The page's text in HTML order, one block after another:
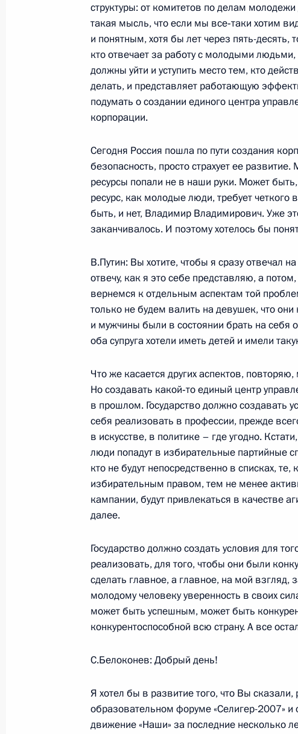
24 июля 2007 года, вторник
Стенографический отчет о совещании с
24 июля 2007 года, 22:17 Завидово, Тверская
Выдержки из стенографического отчета о
24 июля 2007 года, 21:11 Завидово, Тверская
20 июля 2007 года, пятница
Александром Хлопониным
20 июля 2007 года, 16:22 Саранск
Начало рабочей встречи с губернатором
20 июля 2007 года, 14:01 Саранск
19 июля 2007 года, четверг
Начало встречи с Премьер-министром
Дюрчанем
19 июля 2007 года, 23:51 Саранск
Ответы на вопросы российских
19 июля 2007 года, 22:51 Республика Мордовия,
Заявления для прессы Президента
Венгрии Ференца Дюрчаня
Стенографический отчет о встрече с
структуры: от комитетов по делам
такая мысль, что если мы все‑таки хотим
и понятным, хотя бы лет через пять-
кто отвечает за работу с молодыми
должны уйти и уступить место тем, кто
делать, и представляет работающую
подумать о создании единого центра
корпорации.
Сегодня Россия пошла по пути создания
безопасность, просто страхует ее
ресурсы попали не в наши руки. Может
ресурс, как молодые люди, требует четкого
быть, и нет, Владимир Владимирович. Уже
заканчивалось. И поэтому хотелось бы
В.Путин: Вы хотите, чтобы я сразу отвечал
отвечу, как я это себе представляю, а
вернемся к отдельным аспектам той
только не будем валить на девушек, что
и мужчины были в состоянии брать на себя
оба супруга хотели иметь детей и имели
Что же касается других аспектов,
Но создавать какой‑то единый центр
в прошлом. Государство должно создавать
себя реализовать в профессии, прежде
в искусстве, в политике – где угодно.
люди попадут в избирательные партийные
кто не будут непосредственно в списках,
избирательным правом, тем не менее
кампании, будут привлекаться в качестве
далее.
Государство должно создать условия для
реализовать, для того, чтобы они были
сделать главное, а главное, на мой
молодому человеку уверенность в своих
может быть успешным, может быть
конкурентоспособной всю страну. А все
С.Белоконев: Добрый день!
Я хотел бы в развитие того, что Вы
образовательном форуме «Селигер-2007» и
движение «Наши» за последние несколько